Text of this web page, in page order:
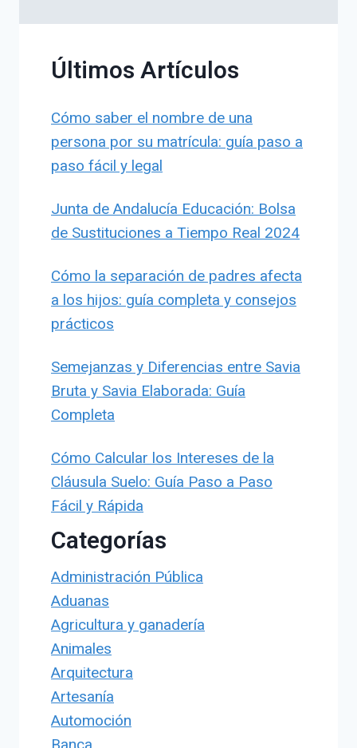
Últimos Artículos
Cómo saber el nombre de una
persona por su matrícula: guía paso a
paso fácil y legal
Junta de Andalucía Educación: Bolsa
de Sustituciones a Tiempo Real 2024
Cómo la separación de padres afecta
a los hijos: guía completa y consejos
prácticos
Semejanzas y Diferencias entre Savia
Bruta y Savia Elaborada: Guía
Completa
Cómo Calcular los Intereses de la
Cláusula Suelo: Guía Paso a Paso
Fácil y Rápida
Categorías
Administración Pública
Aduanas
Agricultura y ganadería
Animales
Arquitectura
Artesanía
Automoción
Banca